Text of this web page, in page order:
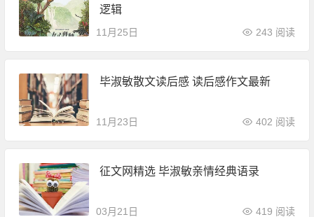
逻辑
11月25日 243 阅读
毕淑敏散文读后感 读后感作文最新
11月23日 402 阅读
征文网精选 毕淑敏亲情经典语录
03月21日 419 阅读